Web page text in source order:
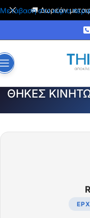
Μετάβαση στο κύριο
🚚 Δωρεάν
ΘΗΚΕΣ